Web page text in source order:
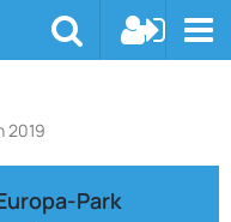
2019
Park